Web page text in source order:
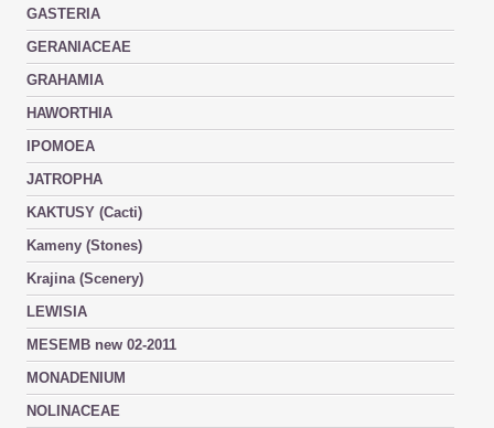
GASTERIA
GERANIACEAE
GRAHAMIA
HAWORTHIA
IPOMOEA
JATROPHA
KAKTUSY (Cacti)
Kameny (Stones)
Krajina (Scenery)
LEWISIA
MESEMB new 02-2011
MONADENIUM
NOLINACEAE